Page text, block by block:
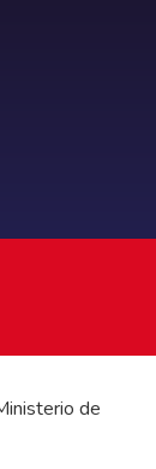
de